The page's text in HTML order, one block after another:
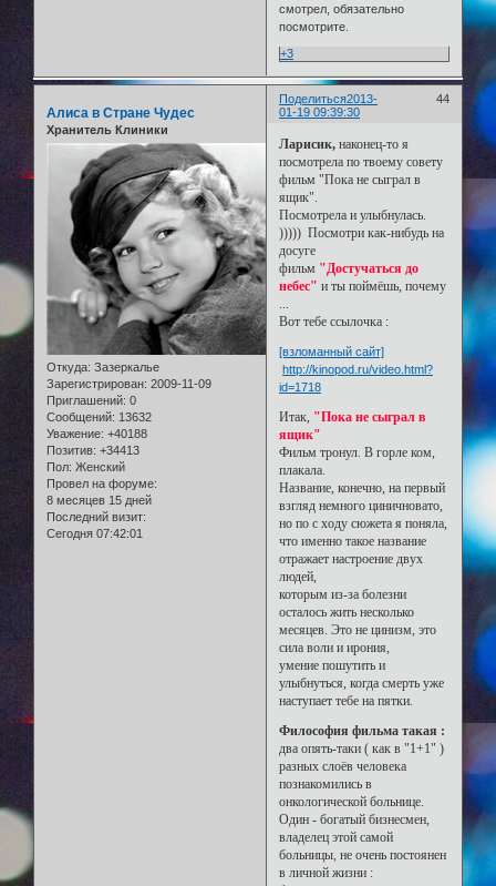
смотрел, обязательно
посмотрите.
+3
Поделиться 44
2013-
01-19 09:39:30
Алиса в Стране Чудес
Хранитель Клиники
Откуда: Зазеркалье
Зарегистрирован: 2009-11-09
Приглашений: 0
Сообщений: 13632
Уважение: +40188
Позитив: +34413
Пол: Женский
Провел на форуме:
8 месяцев 15 дней
Последний визит:
Сегодня 07:42:01
Ларисик, наконец-то я
посмотрела по твоему совету
фильм "Пока не сыграл в
ящик".
Посмотрела и улыбнулась.
))))) Посмотри как-нибудь на
досуге
фильм "Достучаться до
небес"и ты поймёшь, почему
...
Вот тебе ссылочка :
[взломанный сайт]
http://kinopod.ru/video.html?
id=1718
Итак, "Пока не сыграл в
ящик"
Фильм тронул. В горле ком,
плакала.
Название, конечно, на первый
взгляд немного циничновато,
но по с ходу сюжета я поняла,
что именно такое название
отражает настроение двух
людей,
которым из-за болезни
осталось жить несколько
месяцев. Это не цинизм, это
сила воли и ирония,
умение пошутить и
улыбнуться, когда смерть уже
наступает тебе на пятки.
Философия фильма такая :
два опять-таки ( как в "1+1" )
разных слоёв человека
познакомились в
онкологической больнице.
Один - богатый бизнесмен,
владелец этой самой
больницы, не очень постоянен
в личной жизни :